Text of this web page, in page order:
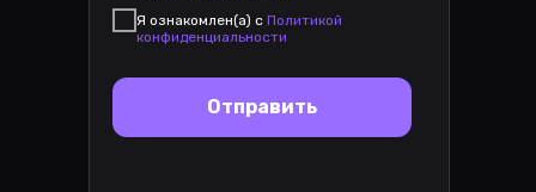
Я ознакомлен(а) с Политикой
конфиденциальности
Отправить